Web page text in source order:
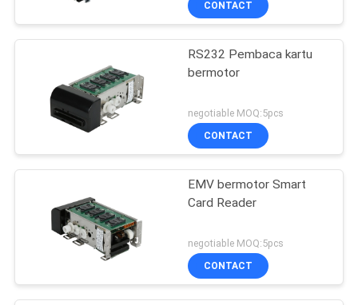
CONTACT
RS232 Pembaca kartu
bermotor
negotiable MOQ:5pcs
CONTACT
EMV bermotor Smart
Card Reader
negotiable MOQ:5pcs
CONTACT